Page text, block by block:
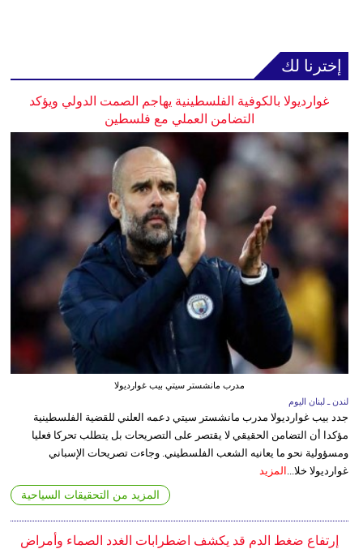
إخترنا لك
غوارديولا بالكوفية الفلسطينية يهاجم الصمت الدولي ويؤكد
التضامن العملي مع فلسطين
مدرب مانشستر سيتي بيب غوارديولا
لندن ـ لبنان اليوم
جدد بيب غوارديولا مدرب مانشستر سيتي دعمه العلني للقضية الفلسطينية
مؤكدا أن التضامن الحقيقي لا يقتصر على التصريحات بل يتطلب تحركا فعليا
ومسؤولية نحو ما يعانيه الشعب الفلسطيني. وجاءت تصريحات الإسباني
غوارديولا خلا... المزيد
المزيد من التحقيقات السياحية
إرتفاع ضغط الدم قد يكشف اضطرابات الغدد الصماء وأمراض